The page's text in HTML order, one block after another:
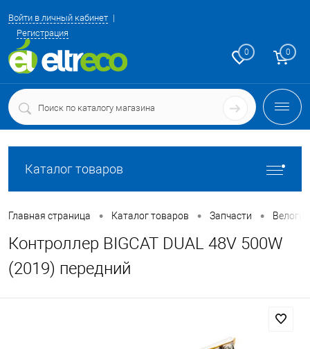
Войти в личный кабинет
Регистрация
0 0
Каталог товаров
Главная страница • Каталог товаров • Запчасти •
Контроллер BIGCAT DUAL 48V 500W
(2019) передний